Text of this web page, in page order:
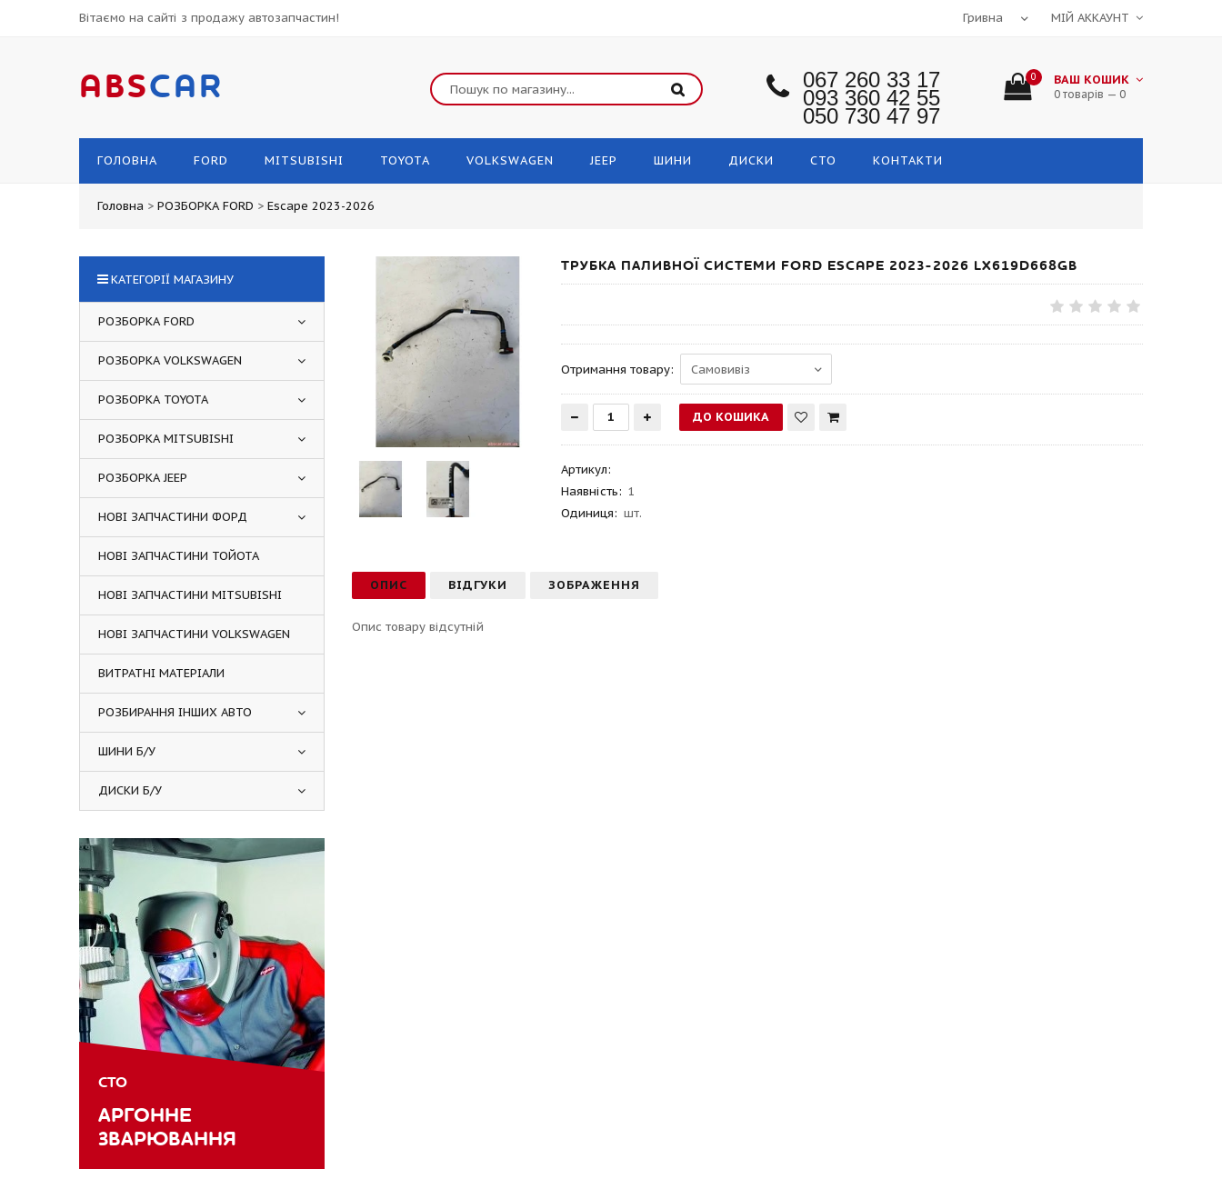
Вітаємо на сайті з продажу автозапчастин! МІЙ АККАУНТ
ABSCAR 067 260 33 17
093 360 42 55
050 730 47 97
0 ВАШ КОШИК
0 товарів — 0
ГОЛОВНА FORD MITSUBISHI TOYOTA VOLKSWAGEN JEEP ШИНИ ДИСКИ СТО КОНТАКТИ
Головна > РОЗБОРКА FORD > Escape 2023-2026
ТРУБКА ПАЛИВНОЇ СИСТЕМИ FORD ESCAPE 2023-2026 LX619D668GB
Отримання товару:
Артикул:
Наявність: 1
Одиниця: шт.
ОПИС ВІДГУКИ ЗОБРАЖЕННЯ
Опис товару відсутній
КАТЕГОРІЇ МАГАЗИНУ
РОЗБОРКА FORD
РОЗБОРКА VOLKSWAGEN
РОЗБОРКА TOYOTA
РОЗБОРКА MITSUBISHI
РОЗБОРКА JEEP
НОВІ ЗАПЧАСТИНИ ФОРД
НОВІ ЗАПЧАСТИНИ ТОЙОТА
НОВІ ЗАПЧАСТИНИ MITSUBISHI
НОВІ ЗАПЧАСТИНИ VOLKSWAGEN
ВИТРАТНІ МАТЕРІАЛИ
РОЗБИРАННЯ ІНШИХ АВТО
ШИНИ Б/У
ДИСКИ Б/У
СТО
АРГОННЕ
ЗВАРЮВАННЯ